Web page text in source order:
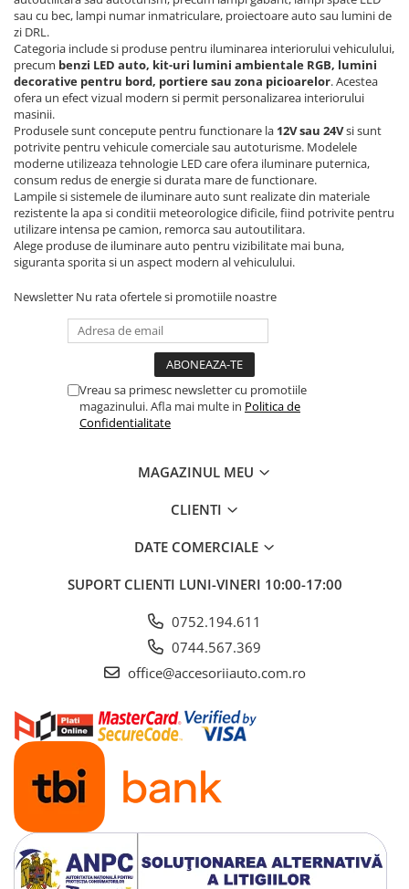
sau cu bec, lampi numar inmatriculare, proiectoare auto sau lumini de
zi DRL.
Categoria include si produse pentru iluminarea interiorului vehiculului,
precum benzi LED auto, kit-uri lumini ambientale RGB, lumini
decorative pentru bord, portiere sau zona picioarelor. Acestea
ofera un efect vizual modern si permit personalizarea interiorului
masinii.
Produsele sunt concepute pentru functionare la 12V sau 24Vsi sunt
potrivite pentru vehicule comerciale sau autoturisme. Modelele
moderne utilizeaza tehnologie LED care ofera iluminare puternica,
consum redus de energie si durata mare de functionare.
Lampile si sistemele de iluminare auto sunt realizate din materiale
rezistente la apa si conditii meteorologice dificile, fiind potrivite pentru
utilizare intensa pe camion, remorca sau autoutilitara.
Alege produse de iluminare auto pentru vizibilitate mai buna,
siguranta sporita si un aspect modern al vehiculului.
Newsletter Nu rata ofertele si promotiile noastre
Vreau sa primesc newsletter cu promotiile
magazinului. Afla mai multe in Politica de
Confidentialitate
MAGAZINUL MEU
CLIENTI
DATE COMERCIALE
SUPORT CLIENTI LUNI-VINERI 10:00-17:00
0752.194.611
0744.567.369
office@accesoriiauto.com.ro